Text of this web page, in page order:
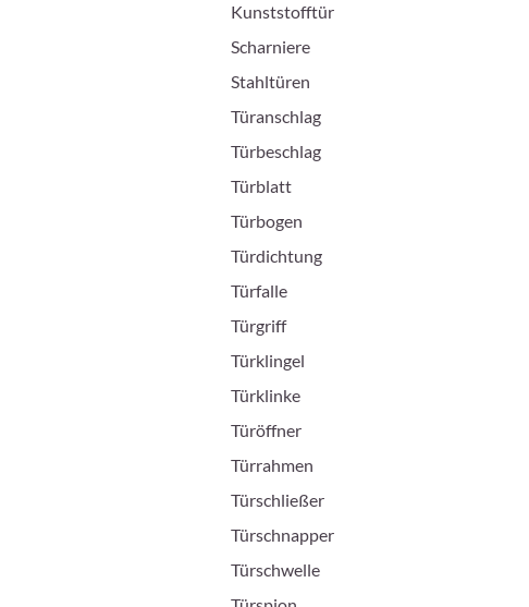
Kunststofftür
Scharniere
Stahltüren
Türanschlag
Türbeschlag
Türblatt
Türbogen
Türdichtung
Türfalle
Türgriff
Türklingel
Türklinke
Türöffner
Türrahmen
Türschließer
Türschnapper
Türschwelle